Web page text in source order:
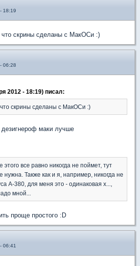
18:19
что скрины сделаны с МакОСи :)
06:28
2012 - 18:19) писал:
скрины сделаны с МакОСи :)
дезигнероф маки лучше
этого все равно никогда не поймет, тут
нужна. Также как и я, например, никогда не
А-380, для меня это - одинаковая х...,
мной...
проще простого :D
06:41